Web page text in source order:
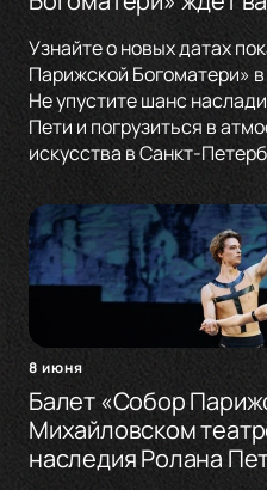
Узнайте о новых датах
Парижской Богоматери»
Не упустите шанс
Пети и погрузиться в
искусства в Санкт-
8 июня
Балет «Собор
Михайловском
наследия Ролана